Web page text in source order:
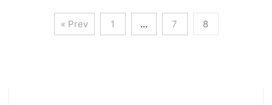
« Prev 1 … 7 8